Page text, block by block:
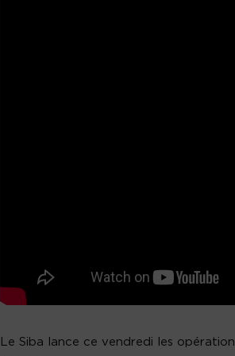
Le Siba lance ce vendredi les